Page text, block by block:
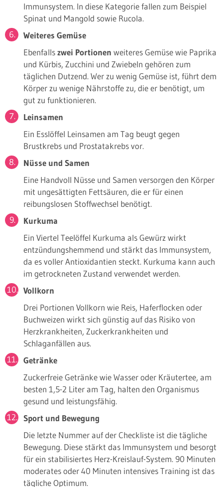
Immunsystem. In diese Kategorie fallen zum Beispiel
Spinat und Mangold sowie Rucola.
Weiteres Gemüse
Ebenfallszwei Portionen weiteres Gemüse wie Paprika
und Kürbis, Zucchini und Zwiebeln gehören zum
täglichen Dutzend. Wer zu wenig Gemüse ist, führt dem
Körper zu wenige Nährstoffe zu, die er benötigt, um
gut zu funktionieren.
Leinsamen
Ein Esslöffel Leinsamen am Tag beugt gegen
Brustkrebs und Prostatakrebs vor.
Nüsse und Samen
Eine Handvoll Nüsse und Samen versorgen den Körper
mit ungesättigten Fettsäuren, die er für einen
reibungslosen Stoffwechsel benötigt.
Kurkuma
Ein Viertel Teelöffel Kurkuma als Gewürz wirkt
entzündungshemmend und stärkt das Immunsystem,
da es voller Antioxidantien steckt. Kurkuma kann auch
im getrockneten Zustand verwendet werden.
Vollkorn
Drei Portionen Vollkorn wie Reis, Haferflocken oder
Buchweizen wirkt sich günstig auf das Risiko von
Herzkrankheiten, Zuckerkrankheiten und
Schlaganfällen aus.
Getränke
Zuckerfreie Getränke wie Wasser oder Kräutertee, am
besten 1,5-2 Liter am Tag, halten den Organismus
gesund und leistungsfähig.
Sport und Bewegung
Die letzte Nummer auf der Checkliste ist die tägliche
Bewegung. Diese stärkt das Immunsystem und besorgt
für ein stabilisiertes Herz-Kreislauf-System. 90 Minuten
moderates oder 40 Minuten intensives Training ist das
tägliche Optimum.